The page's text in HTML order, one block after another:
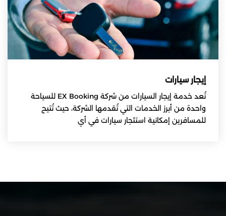
إيجار سيارات
تُعد خدمة إيجار السيارات من شركة EX Booking للسياحة
واحدة من أبرز الخدمات التي تُقدمها الشركة، حيث تُتيح
للمسافرين إمكانية استئجار سيارات في أي